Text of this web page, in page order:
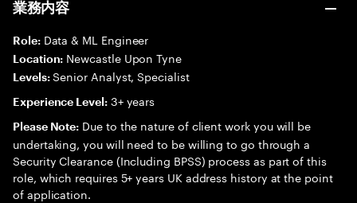
業務内容
Role:Data & ML Engineer
Location: Newcastle Upon Tyne
Levels:Senior Analyst, Specialist
Experience Level:3+ years
Please Note: Due to the nature of client work you will be
undertaking, you will need to be willing to go through a
Security Clearance (Including BPSS) process as part of this
role, which requires 5+ years UK address history at the point
of application.